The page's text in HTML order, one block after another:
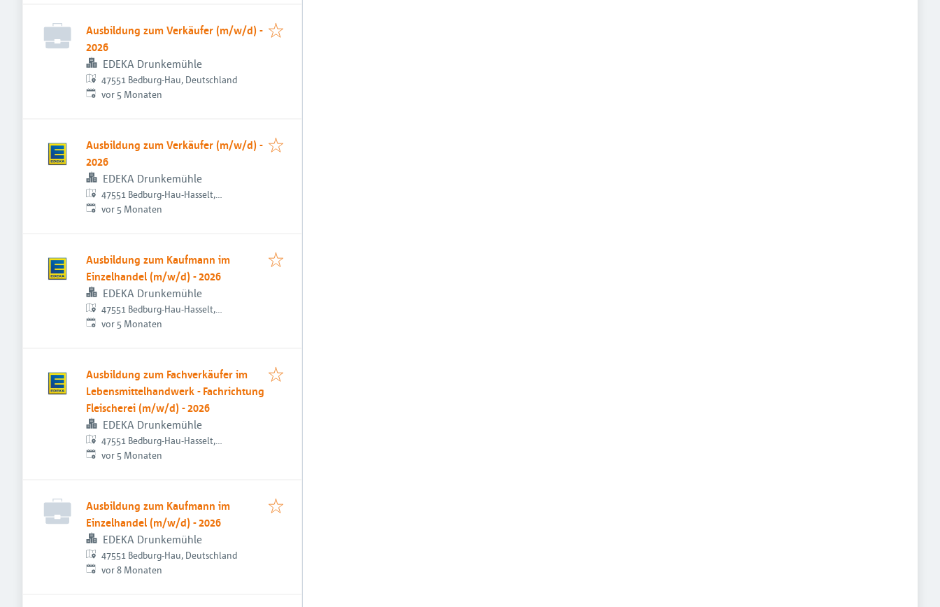
Ausbildung zum Verkäufer (m/w/d) -
2026
EDEKA Drunkemühle
47551 Bedburg-Hau, Deutschland
Veröffentlicht:
vor 5 Monaten
Ausbildung zum Verkäufer (m/w/d) -
2026
EDEKA Drunkemühle
47551 Bedburg-Hau-Hasselt,
Deutschland
Veröffentlicht:
vor 5 Monaten
Ausbildung zum Kaufmann im
Einzelhandel (m/w/d) - 2026
EDEKA Drunkemühle
47551 Bedburg-Hau-Hasselt,
Deutschland
Veröffentlicht:
vor 5 Monaten
Ausbildung zum Fachverkäufer im
Lebensmittelhandwerk - Fachrichtung
Fleischerei (m/w/d) - 2026
EDEKA Drunkemühle
47551 Bedburg-Hau-Hasselt,
Deutschland
Veröffentlicht:
vor 5 Monaten
Ausbildung zum Kaufmann im
Einzelhandel (m/w/d) - 2026
EDEKA Drunkemühle
47551 Bedburg-Hau, Deutschland
Veröffentlicht:
vor 8 Monaten